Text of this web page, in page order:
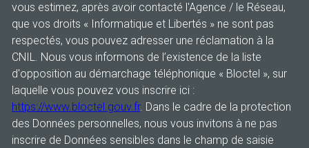
vous estimez, après avoir contacté l'Agence / le Réseau,
que vos droits « Informatique et Libertés » ne sont pas
respectés, vous pouvez adresser une réclamation à la
CNIL. Nous vous informons de l’existence de la liste
d'opposition au démarchage téléphonique « Bloctel », sur
laquelle vous pouvez vous inscrire ici :
https://www.bloctel.gouv.fr. Dans le cadre de la protection
des Données personnelles, nous vous invitons à ne pas
inscrire de Données sensibles dans le champ de saisie